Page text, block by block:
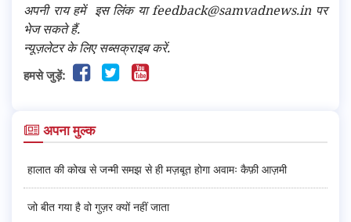
अपनी राय हमें इस लिंक या feedback@samvadnews.in पर
भेज सकते हैं.
न्यूज़लेटर के लिए सब्सक्राइब करें.
हमसे जुड़ें:
अपना मुल्क
हालात की कोख से जन्मी समझ से ही मज़बूत होगा अवामः कैफ़ी आज़मी
जो बीत गया है वो गुज़र क्यों नहीं जाता